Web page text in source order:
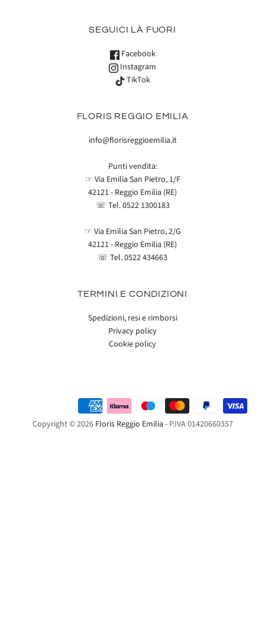
SEGUICI LÀ FUORI
Facebook
Instagram
TikTok
FLORIS REGGIO EMILIA
info@florisreggioemilia.it
Punti vendita:
☞ Via Emilia San Pietro, 1/F
42121 - Reggio Emilia (RE)
☏ Tel.0522 1300183
☞ Via Emilia San Pietro, 2/G
42121 - Reggio Emilia (RE)
☏ Tel.0522 434663
TERMINI E CONDIZIONI
Spedizioni, resi e rimborsi
Privacy policy
Cookie policy
Copyright © 2026 Floris Reggio Emilia - P.IVA 01420660357